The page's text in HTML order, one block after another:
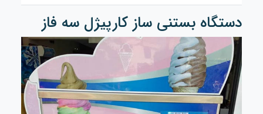
دستگاه بستنی ساز کارپیژل سه فاز